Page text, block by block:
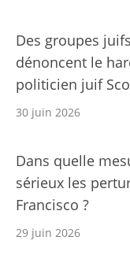
Des groupes
dénoncent le
politicien juif
30 juin 2026
Dans quelle
sérieux les
Francisco ?
29 juin 2026